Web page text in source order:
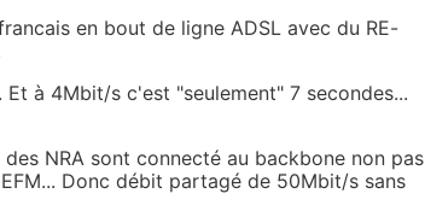
en bout de ligne ADSL avec du RE-
à 4Mbit/s c'est "seulement" 7 secondes...
NRA sont connecté au backbone non pas
Donc débit partagé de 50Mbit/s sans